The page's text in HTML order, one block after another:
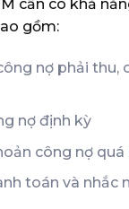
cần có khả
gồm:
nợ phải thu,
nợ định kỳ
công nợ quá
toán và nhắc